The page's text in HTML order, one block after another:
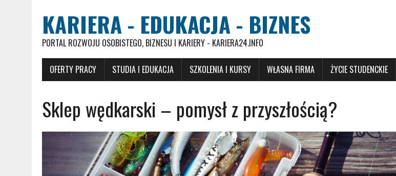
KARIERA - EDUKACJA - BIZNES
PORTAL ROZWOJU OSOBISTEGO, BIZNESU I KARIERY - KARIERA24.INFO
OFERTY PRACY STUDIA I EDUKACJA SZKOLENIA I KURSY WŁASNA FIRMA ŻYCIE STUDENCKIE
Sklep wędkarski – pomysł z przyszłością?